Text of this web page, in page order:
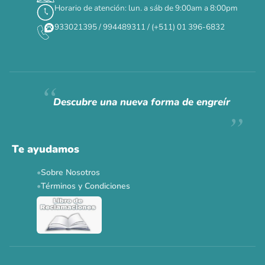
✕
Siempre fuimosraros.
Ver todas las promos 🐾
Horario de atención: lun. a sáb de 9:00am a 8:00pm
933021395 / 994489311 / (+511) 01 396-6832
Descubre una nueva forma de engreír
Te ayudamos
Sobre Nosotros
Términos y Condiciones